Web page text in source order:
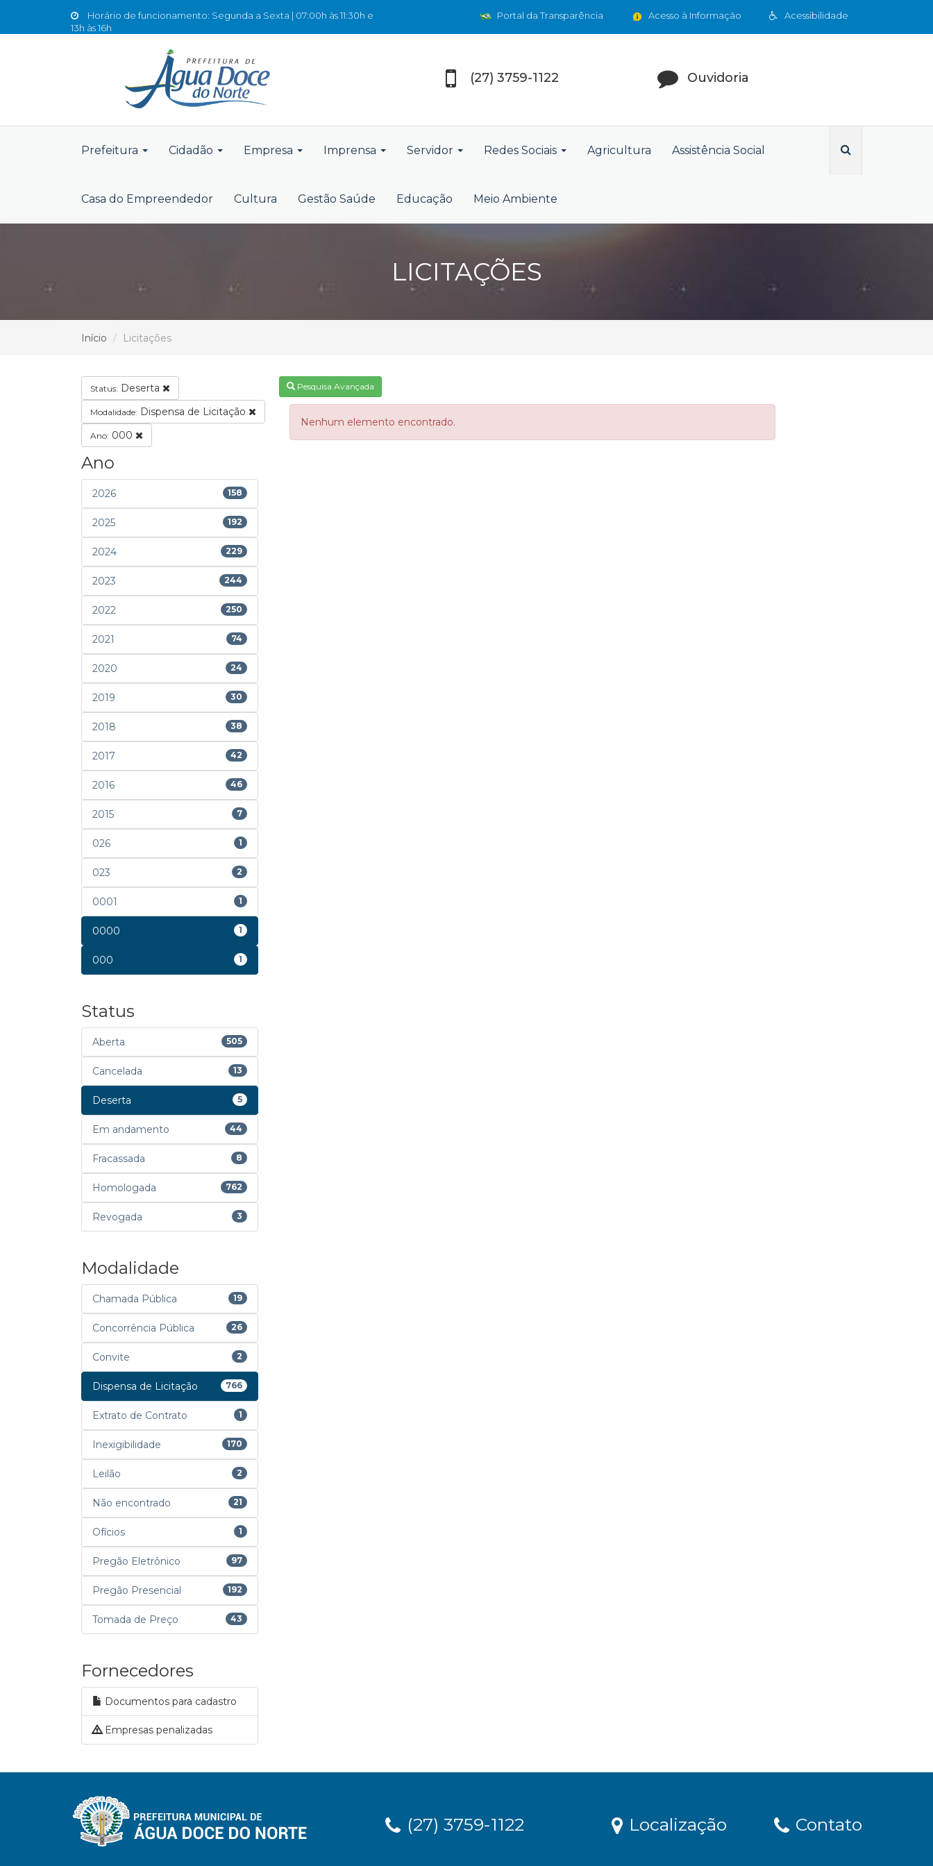
Horário de funcionamento: Segunda a Sexta | 07:00h às 11:30h e
13h às 16h
Acessibilidade
Acesso à Informação
Portal da Transparência
(27) 3759-1122 Ouvidoria
Prefeitura Cidadão Empresa Imprensa Servidor Redes Sociais Agricultura Assistência Social
Casa do Empreendedor Cultura Gestão Saúde Educação Meio Ambiente
LICITAÇÕES
Início Licitações
Status: Deserta
Modalidade: Dispensa de Licitação
Ano: 000
Ano
2026 158
2025 192
2024 229
2023 244
2022 250
2021 74
2020 24
2019 30
2018 38
2017 42
2016 46
2015 7
026 1
023 2
0001 1
0000 1
000 1
Status
Aberta 505
Cancelada 13
Deserta 5
Em andamento 44
Fracassada 8
Homologada 762
Revogada 3
Modalidade
Chamada Pública 19
Concorrência Pública 26
Convite 2
Dispensa de Licitação 766
Extrato de Contrato 1
Inexigibilidade 170
Leilão 2
Não encontrado 21
Ofícios 1
Pregão Eletrônico 97
Pregão Presencial 192
Tomada de Preço 43
Fornecedores
Documentos para cadastro
Empresas penalizadas
Pesquisa Avançada
Nenhum elemento encontrado.
(27) 3759-1122 Localização Contato